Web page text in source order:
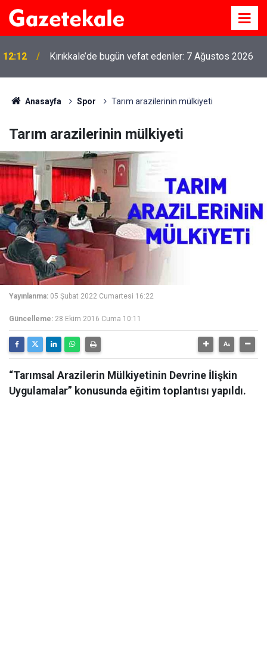
12:12 Kırıkkale’de bugün vefat edenler: 7 Ağustos 2026
Anasayfa Spor Tarım arazilerinin mülkiyeti
Tarım arazilerinin mülkiyeti
Yayınlanma: 05 Şubat 2022 Cumartesi 16:22
Güncelleme: 28 Ekim 2016 Cuma 10:11
“Tarımsal Arazilerin Mülkiyetinin Devrine İlişkin
Uygulamalar” konusunda eğitim toplantısı yapıldı.